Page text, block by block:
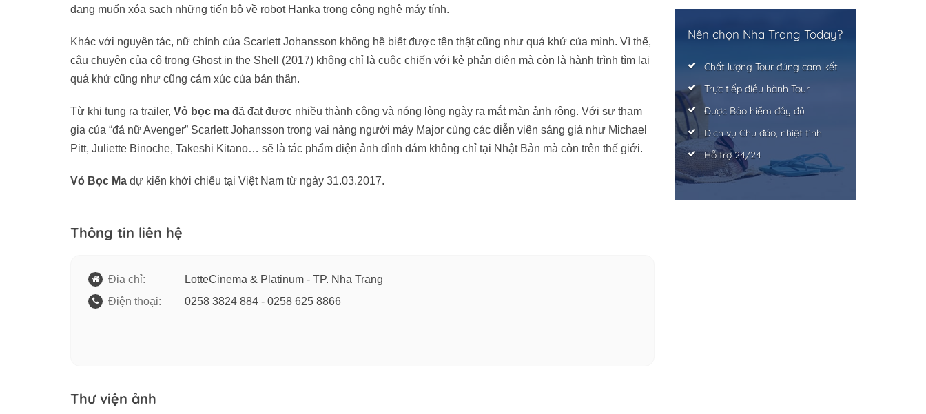
đang muốn xóa sạch những tiến bộ về robot Hanka trong công nghệ máy tính.
Khác với nguyên tác, nữ chính của Scarlett Johansson không hề biết được tên thật cũng như quá khứ của mình. Vì thế,
câu chuyện của cô trong Ghost in the Shell (2017) không chỉ là cuộc chiến với kẻ phản diện mà còn là hành trình tìm lại
quá khứ cũng như cũng cảm xúc của bản thân.
Từ khi tung ra trailer, Vỏ bọc ma đã đạt được nhiều thành công và nóng lòng ngày ra mắt màn ảnh rộng. Với sự tham
gia của “đả nữ Avenger” Scarlett Johansson trong vai nàng người máy Major cùng các diễn viên sáng giá như Michael
Pitt, Juliette Binoche, Takeshi Kitano… sẽ là tác phẩm điện ảnh đình đám không chỉ tại Nhật Bản mà còn trên thế giới.
Vỏ Bọc Ma dự kiến khởi chiếu tại Việt Nam từ ngày 31.03.2017.
Thông tin liên hệ
Địa chỉ:
LotteCinema & Platinum - TP. Nha Trang
Điện thoại:
0258 3824 884 - 0258 625 8866
Thư viện ảnh
Nên chọn Nha Trang Today?
Chất lượng Tour đúng cam kết
Trực tiếp điều hành Tour
Được Bảo hiểm đầy đủ
Dịch vụ Chu đáo, nhiệt tình
Hỗ trợ 24/24